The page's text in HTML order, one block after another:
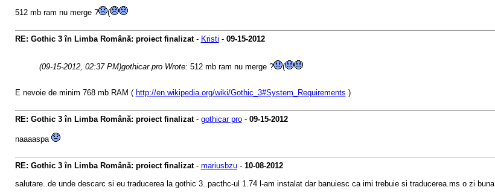
512 mb ram nu merge ? (
RE: Gothic 3 în Limba Română: proiect finalizat- Kristi - 09-15-2012
(09-15-2012, 02:37 PM)gothicar pro Wrote: 512 mb ram nu merge ? (
E nevoie de minim 768 mb RAM ( http://en.wikipedia.org/wiki/Gothic_3#System_Requirements )
RE: Gothic 3 în Limba Română: proiect finalizat- gothicar pro- 09-15-2012
naaaaspa
RE: Gothic 3 în Limba Română: proiect finalizat- mariusbzu- 10-08-2012
salutare..de unde descarc si eu traducerea la gothic 3..pacthc-ul 1.74 l-am instalat dar banuiesc ca imi trebuie si traducerea.ms o zi buna